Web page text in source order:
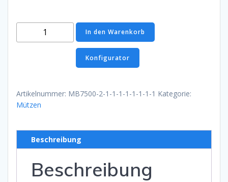
Cap
In den Warenkorb
Konfigurator
Artikelnummer: MB7500-2-1-1-1-1-1-1-1-1 Kategorie:
Mützen
Beschreibung
Beschreibung